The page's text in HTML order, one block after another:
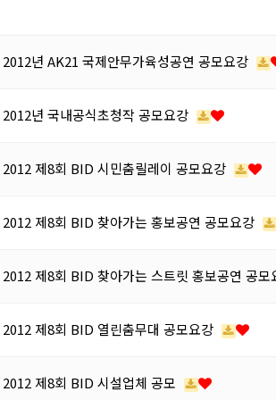
2012년 AK21 국제안무가육성공연 공모요강
2012년 국내공식초청작 공모요강
2012 제8회 BID 시민춤릴레이 공모요강
2012 제8회 BID 찾아가는 홍보공연 공모요강
2012 제8회 BID 찾아가는 스트릿 홍보공연 공모
2012 제8회 BID 열린춤무대 공모요강
2012 제8회 BID 시설업체 공모